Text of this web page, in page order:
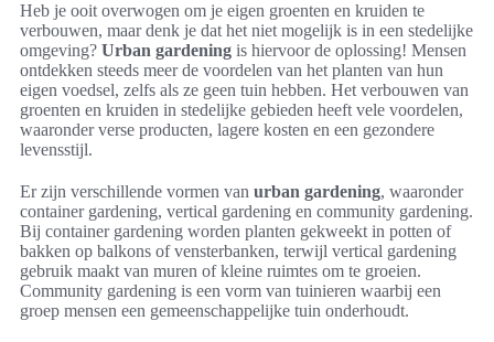
Heb je ooit overwogen om je eigen groenten en kruiden te
verbouwen, maar denk je dat het niet mogelijk is in een stedelijke
omgeving? Urban gardening is hiervoor de oplossing! Mensen
ontdekken steeds meer de voordelen van het planten van hun
eigen voedsel, zelfs als ze geen tuin hebben. Het verbouwen van
groenten en kruiden in stedelijke gebieden heeft vele voordelen,
waaronder verse producten, lagere kosten en een gezondere
levensstijl.
Er zijn verschillende vormen van urban gardening, waaronder
container gardening, vertical gardening en community gardening.
Bij container gardening worden planten gekweekt in potten of
bakken op balkons of vensterbanken, terwijl vertical gardening
gebruik maakt van muren of kleine ruimtes om te groeien.
Community gardening is een vorm van tuinieren waarbij een
groep mensen een gemeenschappelijke tuin onderhoudt.